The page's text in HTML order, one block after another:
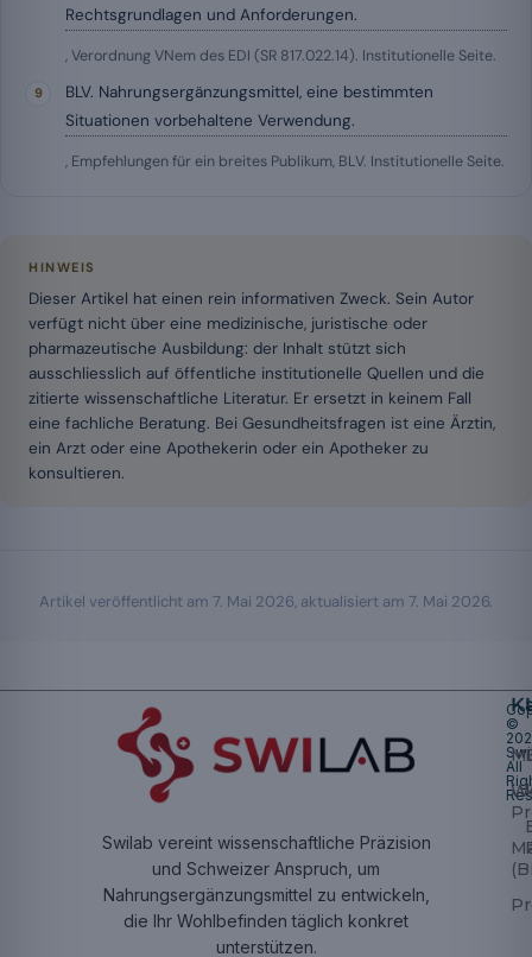
Rechtsgrundlagen und Anforderungen.
, Verordnung VNem des EDI (SR 817.022.14). Institutionelle Seite.
BLV. Nahrungsergänzungsmittel, eine bestimmten
Situationen vorbehaltene Verwendung.
, Empfehlungen für ein breites Publikum, BLV. Institutionelle Seite.
HINWEIS
Dieser Artikel hat einen rein informativen Zweck. Sein Autor
verfügt nicht über eine medizinische, juristische oder
pharmazeutische Ausbildung: der Inhalt stützt sich
ausschliesslich auf öffentliche institutionelle Quellen und die
zitierte wissenschaftliche Literatur. Er ersetzt in keinem Fall
eine fachliche Beratung. Bei Gesundheitsfragen ist eine Ärztin,
ein Arzt oder eine Apothekerin oder ein Apotheker zu
konsultieren.
Artikel veröffentlicht am 7. Mai 2026, aktualisiert am 7. Mai 2026.
Swilab vereint wissenschaftliche Präzision
und Schweizer Anspruch, um
Nahrungsergänzungsmittel zu entwickeln,
die Ihr Wohlbefinden täglich konkret
unterstützen.
©
All